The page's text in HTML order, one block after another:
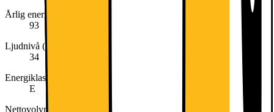
Årlig energiförbrukning (kWh/år)
93
Ljudnivå (dB)
34
Energiklass
E
Nettovolym (liter)